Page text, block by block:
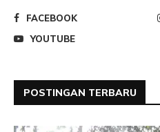
FACEBOOK
YOUTUBE
POSTINGAN TERBARU